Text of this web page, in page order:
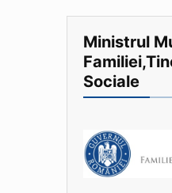
Ministrul
Sociale